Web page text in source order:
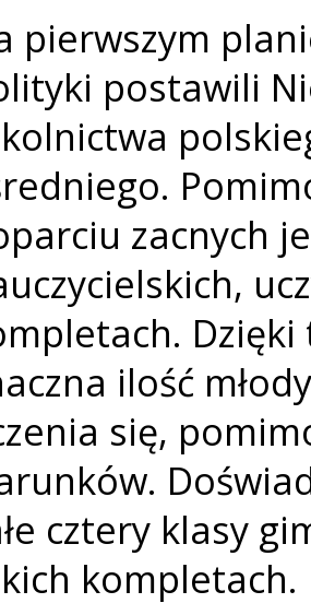
pierwszym
postawili
zacnych
ilość
się,
cztery klasy
kompletach.